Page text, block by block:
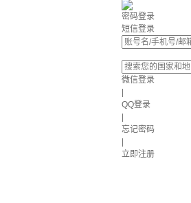
密码登录
短信登录
微信登录
QQ登录
忘记密码
立即注册